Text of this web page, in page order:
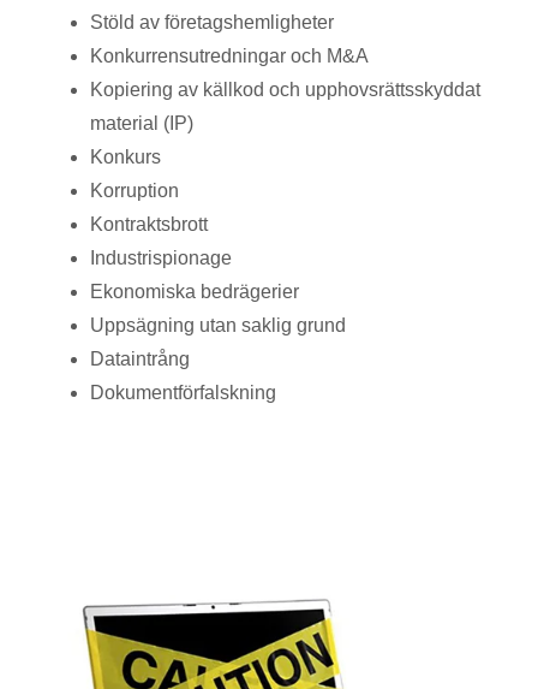
Stöld av företagshemligheter
Konkurrensutredningar och M&A
Kopiering av källkod och upphovsrättsskyddat
material (IP)
Konkurs
Korruption
Kontraktsbrott
Industrispionage
Ekonomiska bedrägerier
Uppsägning utan saklig grund
Dataintrång
Dokumentförfalskning